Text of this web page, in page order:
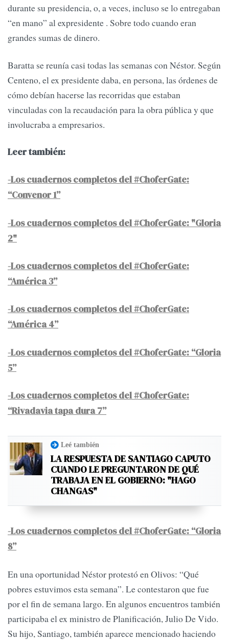
durante su presidencia, o, a veces, incluso se lo entregaban
“en mano” al expresidente . Sobre todo cuando eran
grandes sumas de dinero.
Baratta se reunía casi todas las semanas con Néstor. Según
Centeno, el ex presidente daba, en persona, las órdenes de
cómo debían hacerse las recorridas que estaban
vinculadas con la recaudación para la obra pública y que
involucraba a empresarios.
Leer también:
-Los cuadernos completos del #ChoferGate:
“Convenor 1”
-Los cuadernos completos del #ChoferGate: "Gloria
2"
-Los cuadernos completos del #ChoferGate:
“América 3”
-Los cuadernos completos del #ChoferGate:
“América 4”
-Los cuadernos completos del #ChoferGate: “Gloria
5”
-Los cuadernos completos del #ChoferGate:
“Rivadavia tapa dura 7”
Leé también
LA RESPUESTA DE SANTIAGO CAPUTO
CUANDO LE PREGUNTARON DE QUÉ
TRABAJA EN EL GOBIERNO: "HAGO
CHANGAS"
-Los cuadernos completos del #ChoferGate: “Gloria
8”
En una oportunidad Néstor protestó en Olivos: “Qué
pobres estuvimos esta semana”. Le contestaron que fue
por el fin de semana largo. En algunos encuentros también
participaba el ex ministro de Planificación, Julio De Vido.
Su hijo, Santiago, también aparece mencionado haciendo